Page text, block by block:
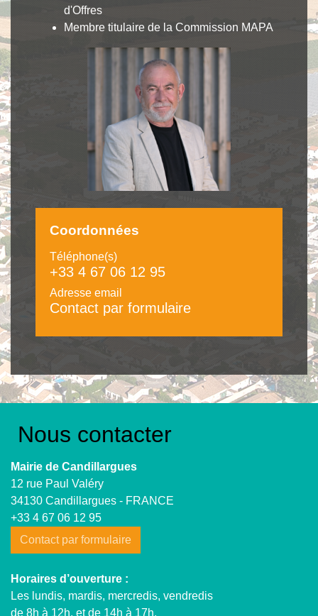
d'Offres
Membre titulaire de la Commission MAPA
Coordonnées
Téléphone(s)
+33 4 67 06 12 95
Adresse email
Contact par formulaire
Nous contacter
Mairie de Candillargues
12 rue Paul Valéry
34130 Candillargues - FRANCE
+33 4 67 06 12 95
Contact par formulaire
Horaires d’ouverture :
Les lundis, mardis, mercredis, vendredis
de 8h à 12h, et de 14h à 17h.